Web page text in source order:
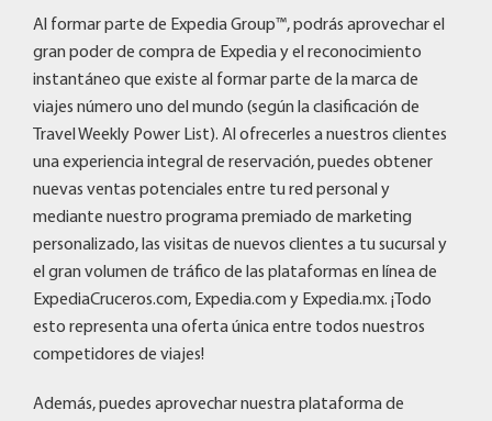
Al formar parte de Expedia Group™, podrás aprovechar el
gran poder de compra de Expedia y el reconocimiento
instantáneo que existe al formar parte de la marca de
viajes número uno del mundo (según la clasificación de
Travel Weekly Power List). Al ofrecerles a nuestros clientes
una experiencia integral de reservación, puedes obtener
nuevas ventas potenciales entre tu red personal y
mediante nuestro programa premiado de marketing
personalizado, las visitas de nuevos clientes a tu sucursal y
el gran volumen de tráfico de las plataformas en línea de
ExpediaCruceros.com, Expedia.com y Expedia.mx. ¡Todo
esto representa una oferta única entre todos nuestros
competidores de viajes!
Además, puedes aprovechar nuestra plataforma de